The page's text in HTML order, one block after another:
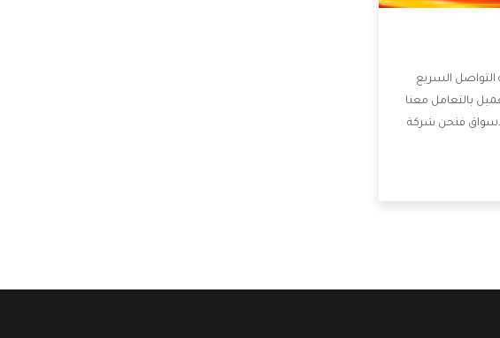
السريع
بالتعامل معنا
فنحن شركة
تكون منها خدمة